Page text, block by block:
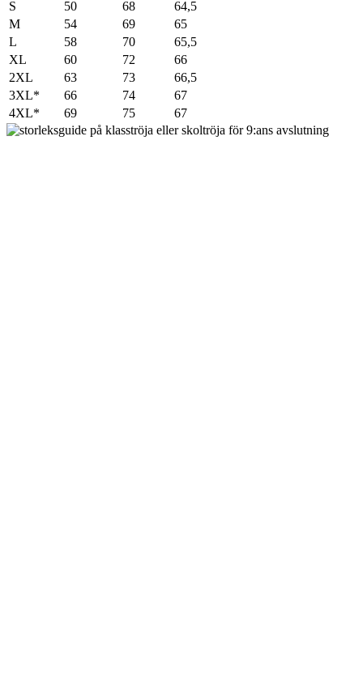
S 50 68
64,5
M
54 69
65
L
58 70
65,5
XL
60 72
66
2XL
63 73
66,5
3XL*
66 74
67
4XL*
69 75 67